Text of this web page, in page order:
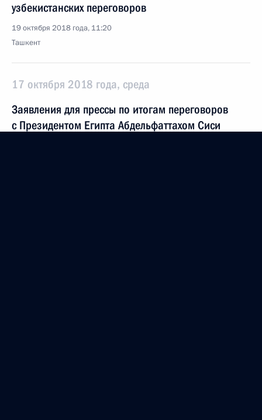
узбекистанских переговоров
19 октября 2018 года, 11:20
Ташкент
17 октября 2018 года, среда
Заявления для прессы по итогам переговоров
с Президентом Египта Абдельфаттахом Сиси